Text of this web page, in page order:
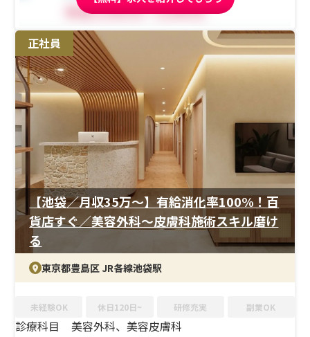
療法）／点滴／注入（ヒアルロン酸）／注入（ボトック
ス）／医療脱毛（エリートiQ）／VISIA（肌画像診断器）
＜待遇＞
夏季・年末年始休暇もあり、オンオフのメリハリをつけて
働ける環境です。スタッフ割引や健康診断など福利厚生も
充実しており、長期的に安心して勤務できる条件が揃って
正社員
【池袋／月収35万〜】有給消化率100%！百
貨店すぐ／美容外科〜皮膚科施術スキル磨け
る
東京都豊島区 JR各線池袋駅
未経験OK 休日120日~ 研修充実 副業OK
診療科目 美容外科、美容皮膚科